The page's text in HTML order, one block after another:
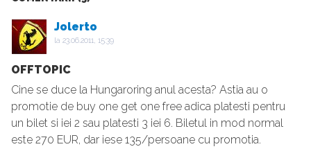
Jolerto
la 23.06.2011, 15:39
OFFTOPIC
Cine se duce la Hungaroring anul acesta? Astia au o
promotie de buy one get one free adica platesti pentru
un bilet si iei 2 sau platesti 3 iei 6. Biletul in mod normal
este 270 EUR, dar iese 135/persoane cu promotia.